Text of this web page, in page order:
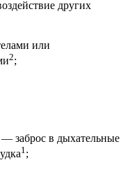
других
или
2;
заброс в дыхательные
1 ;